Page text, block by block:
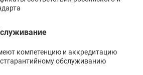
компетенцию и аккредитацию
обслуживанию